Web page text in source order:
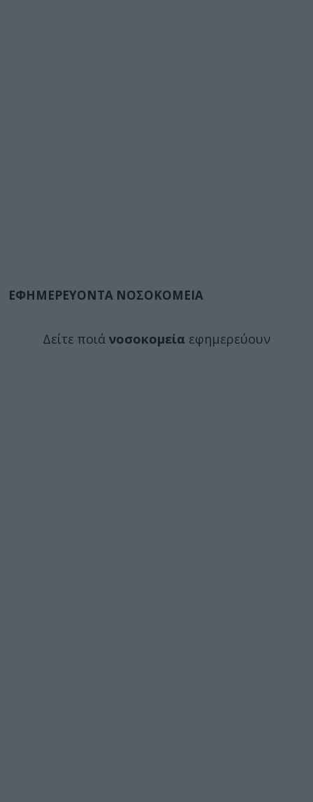
ΕΦΗΜΕΡΕΥΟΝΤΑ ΝΟΣΟΚΟΜΕΙΑ
Δείτε ποιά νοσοκομεία εφημερεύουν